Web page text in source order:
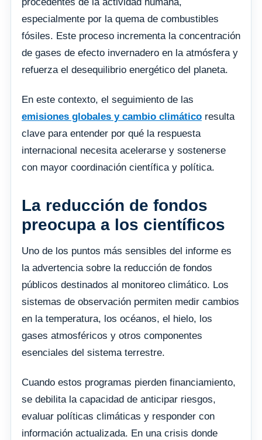
procedentes de la actividad humana,
especialmente por la quema de combustibles
fósiles. Este proceso incrementa la concentración
de gases de efecto invernadero en la atmósfera y
refuerza el desequilibrio energético del planeta.
En este contexto, el seguimiento de las
emisiones globales y cambio climático resulta
clave para entender por qué la respuesta
internacional necesita acelerarse y sostenerse
con mayor coordinación científica y política.
La reducción de fondos
preocupa a los científicos
Uno de los puntos más sensibles del informe es
la advertencia sobre la reducción de fondos
públicos destinados al monitoreo climático. Los
sistemas de observación permiten medir cambios
en la temperatura, los océanos, el hielo, los
gases atmosféricos y otros componentes
esenciales del sistema terrestre.
Cuando estos programas pierden financiamiento,
se debilita la capacidad de anticipar riesgos,
evaluar políticas climáticas y responder con
información actualizada. En una crisis donde